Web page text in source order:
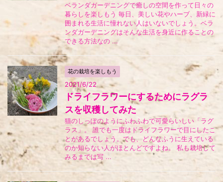
ベランダガーデニングで癒しの空間を作って日々の
暮らしを楽しもう 毎日、美しい花やハーブ、新緑に
囲まれる生活に憧れない人はいないでしょう。ベラ
ンダガーデニングはそんな生活を身近に作ることの
できる方法なの ...
花の栽培を楽しもう
2021/6/22
ドライフラワーにするためにラグラ
スを収穫してみた
猫のしっぽのようにふわふわで可愛らいしい「ラグ
ラス」。 誰でも一度はドライフラワーで目にしたこ
とがあるでしょう。でも、どんなふうに生えている
のか知らない人がほとんどですよね。 私も栽培して
みるまでは写 ...